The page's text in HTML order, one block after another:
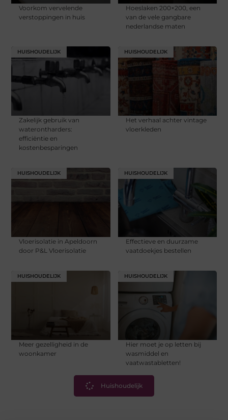
Voorkom vervelende
verstoppingen in huis
Hoeslaken 200×200, een
van de vele gangbare
nederlandse maten
HUISHOUDELIJK
Zakelijk gebruik van
waterontharders:
efficiëntie en
kostenbesparingen
HUISHOUDELIJK
Het verhaal achter vintage
vloerkleden
HUISHOUDELIJK
Vloerisolatie in Apeldoorn
door P&L Vloerisolatie
HUISHOUDELIJK
Effectieve en duurzame
vaatdoekjes bestellen
HUISHOUDELIJK
Meer gezelligheid in de
woonkamer
HUISHOUDELIJK
Hier moet je op letten bij
wasmiddel en
vaatwastabletten!
Huishoudelijk